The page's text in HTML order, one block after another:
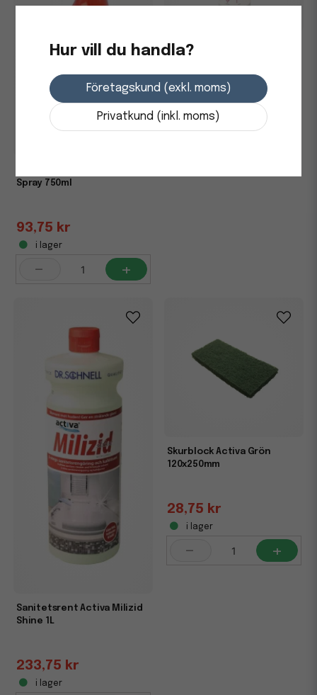
Spray 750ml
93,75 kr
i lager
- +
Sanitetsrent Activa Bio Sani
173,75 kr
i lager
Sanitetsrent Activa Milizid
Shine 1L
233,75 kr
i lager
Skurblock Activa Grön
120x250mm
28,75 kr
i lager
- +
Hur vill du handla?
Företagskund (exkl. moms)
Privatkund (inkl. moms)